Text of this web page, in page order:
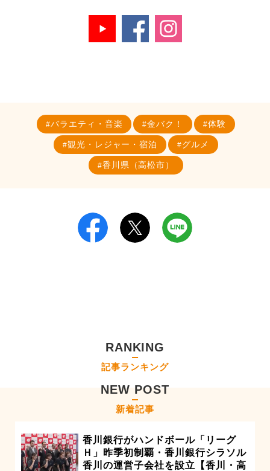
バラエティ・音楽 金バク！ 体験
観光・レジャー・宿泊 グルメ
香川県（高松市）
RANKING
記事ランキング
NEW POST
新着記事
香川銀行がハンドボール「リーグ
Ｈ」昨季初制覇・香川銀行シラソル
香川の運営子会社を設立【香川・高